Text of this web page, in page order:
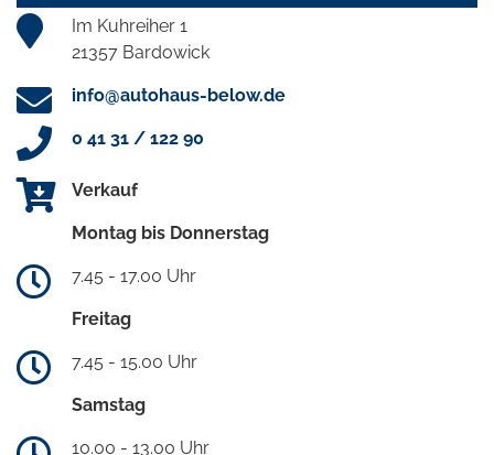
Im Kuhreiher 1
21357 Bardowick
info@autohaus-below.de
0 41 31 / 122 90
Verkauf
Montag bis Donnerstag
7.45 - 17.00 Uhr
Freitag
7.45 - 15.00 Uhr
Samstag
10.00 - 13.00 Uhr